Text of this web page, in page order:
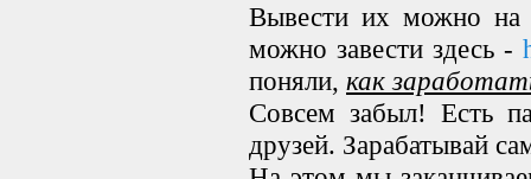
Вывести их можно на
можно завести здесь -
поняли, как
Совсем забыл! Есть
друзей. Зарабатывай